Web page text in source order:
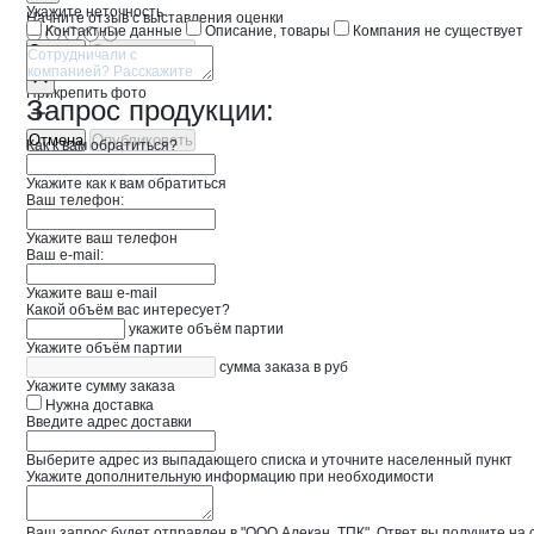
Начните отзыв с выставления оценки
Прикрепить фото
Отмена Опубликовать
Укажите неточность
Контактные данные
Описание, товары Компания не существует
Отмена Опубликовать
Запрос продукции:
Как к вам обратиться?
Укажите как к вам обратиться
Ваш телефон:
Укажите ваш телефон
Ваш e-mail:
Укажите ваш e-mail
Какой объём вас интересует?
укажите объём партии
Укажите объём партии
сумма заказа в руб
Укажите сумму заказа
Нужна доставка
Введите адрес доставки
Выберите адрес из выпадающего списка и уточните населенный пункт
Укажите дополнительную информацию при необходимости